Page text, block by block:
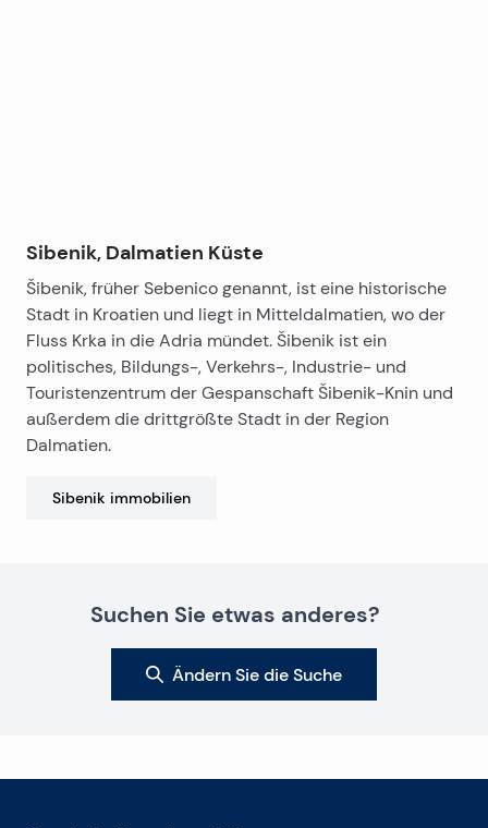
Sibenik, Dalmatien Küste
Šibenik, früher Sebenico genannt, ist eine historische
Stadt in Kroatien und liegt in Mitteldalmatien, wo der
Fluss Krka in die Adria mündet. Šibenik ist ein
politisches, Bildungs-, Verkehrs-, Industrie- und
Touristenzentrum der Gespanschaft Šibenik-Knin und
außerdem die drittgrößte Stadt in der Region
Dalmatien.
Sibenik immobilien
Suchen Sie etwas anderes?
Ändern Sie die Suche